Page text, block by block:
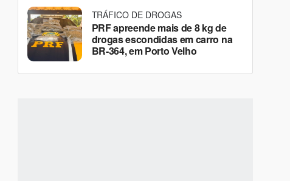
TRÁFICO DE DROGAS
PRF apreende mais de 8 kg de
drogas escondidas em carro na
BR-364, em Porto Velho